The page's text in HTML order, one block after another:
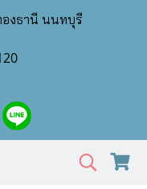
องธานี นนทบุรี